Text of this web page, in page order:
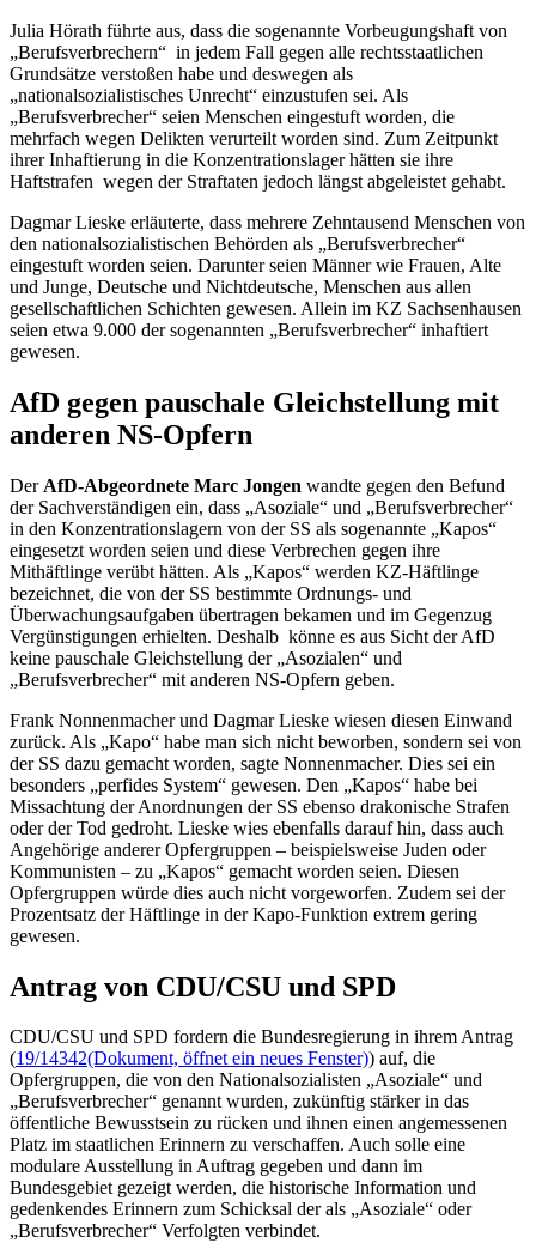
Julia Hörath führte aus, dass die sogenannte Vorbeugungshaft von
„Berufsverbrechern“ in jedem Fall gegen alle rechtsstaatlichen
Grundsätze verstoßen habe und deswegen als
„nationalsozialistisches Unrecht“ einzustufen sei. Als
„Berufsverbrecher“ seien Menschen eingestuft worden, die
mehrfach wegen Delikten verurteilt worden sind. Zum Zeitpunkt
ihrer Inhaftierung in die Konzentrationslager hätten sie ihre
Haftstrafen wegen der Straftaten jedoch längst abgeleistet gehabt.
Dagmar Lieske erläuterte, dass mehrere Zehntausend Menschen von
den nationalsozialistischen Behörden als „Berufsverbrecher“
eingestuft worden seien. Darunter seien Männer wie Frauen, Alte
und Junge, Deutsche und Nichtdeutsche, Menschen aus allen
gesellschaftlichen Schichten gewesen. Allein im KZ Sachsenhausen
seien etwa 9.000 der sogenannten „Berufsverbrecher“ inhaftiert
gewesen.
AfD gegen pauschale Gleichstellung mit
anderen NS-Opfern
Der AfD-Abgeordnete Marc Jongen wandte gegen den Befund
der Sachverständigen ein, dass „Asoziale“ und „Berufsverbrecher“
in den Konzentrationslagern von der SS als sogenannte „Kapos“
eingesetzt worden seien und diese Verbrechen gegen ihre
Mithäftlinge verübt hätten. Als „Kapos“ werden KZ-Häftlinge
bezeichnet, die von der SS bestimmte Ordnungs- und
Überwachungsaufgaben übertragen bekamen und im Gegenzug
Vergünstigungen erhielten. Deshalb könne es aus Sicht der AfD
keine pauschale Gleichstellung der „Asozialen“ und
„Berufsverbrecher“ mit anderen NS-Opfern geben.
Frank Nonnenmacher und Dagmar Lieske wiesen diesen Einwand
zurück. Als „Kapo“ habe man sich nicht beworben, sondern sei von
der SS dazu gemacht worden, sagte Nonnenmacher. Dies sei ein
besonders „perfides System“ gewesen. Den „Kapos“ habe bei
Missachtung der Anordnungen der SS ebenso drakonische Strafen
oder der Tod gedroht. Lieske wies ebenfalls darauf hin, dass auch
Angehörige anderer Opfergruppen – beispielsweise Juden oder
Kommunisten – zu „Kapos“ gemacht worden seien. Diesen
Opfergruppen würde dies auch nicht vorgeworfen. Zudem sei der
Prozentsatz der Häftlinge in der Kapo-Funktion extrem gering
gewesen.
Antrag von CDU/CSU und SPD
CDU/CSU und SPD fordern die Bundesregierung in ihrem Antrag
(19/14342(Dokument, öffnet ein neues Fenster)) auf, die
Opfergruppen, die von den Nationalsozialisten „Asoziale“ und
„Berufsverbrecher“ genannt wurden, zukünftig stärker in das
öffentliche Bewusstsein zu rücken und ihnen einen angemessenen
Platz im staatlichen Erinnern zu verschaffen. Auch solle eine
modulare Ausstellung in Auftrag gegeben und dann im
Bundesgebiet gezeigt werden, die historische Information und
gedenkendes Erinnern zum Schicksal der als „Asoziale“ oder
„Berufsverbrecher“ Verfolgten verbindet.